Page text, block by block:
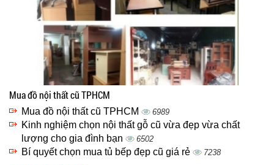
Mua đồ nội thất cũ TPHCM
Mua đồ nội thất cũ TPHCM 6989
Kinh nghiệm chọn nội thất gỗ cũ vừa đẹp vừa chất
lượng cho gia đình bạn
6502
Bí quyết chọn mua tủ bếp đẹp cũ giá rẻ 7238